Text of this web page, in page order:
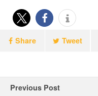
Share Tweet
Previous Post